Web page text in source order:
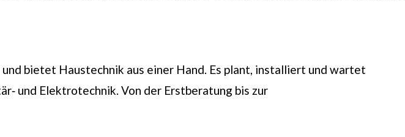
bietet Haustechnik aus einer Hand. Es plant, installiert und wartet
und Elektrotechnik. Von der Erstberatung bis zur